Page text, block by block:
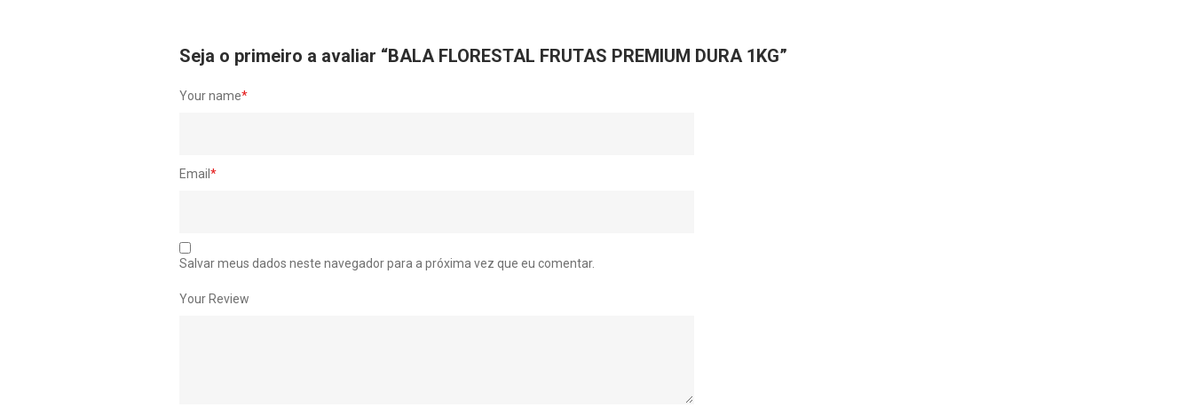
Seja o primeiro a avaliar “BALA FLORESTAL FRUTAS PREMIUM DURA 1KG”
Your name*
Email *
Salvar meus dados neste navegador para a próxima vez que eu comentar.
Your Review